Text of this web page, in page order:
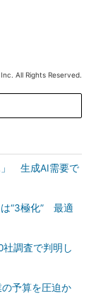
All Rights Reserved.
」 生成AI需要で
“3極化” 最適
調査で判明し
の予算を圧迫か